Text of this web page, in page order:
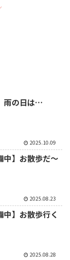
雨の日は…
2025.10.09
中】お散歩だ〜
2025.08.23
中】お散歩行く
2025.08.28